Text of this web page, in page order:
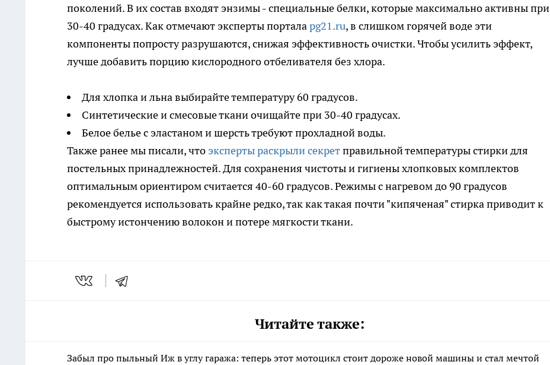
поколений. В их состав входят энзимы - специальные белки, которые максимально активны при
30-40 градусах. Как отмечают эксперты порталаpg21.ru, в слишком горячей воде эти
компоненты попросту разрушаются, снижая эффективность очистки. Чтобы усилить эффект,
лучше добавить порцию кислородного отбеливателя без хлора.
Для хлопка и льна выбирайте температуру 60 градусов.
Синтетические и смесовые ткани очищайте при 30-40 градусах.
Белое белье с эластаном и шерсть требуют прохладной воды.
Также ранее мы писали, что эксперты раскрыли секретправильной температуры стирки для
постельных принадлежностей. Для сохранения чистоты и гигиены хлопковых комплектов
оптимальным ориентиром считается 40-60 градусов. Режимы с нагревом до 90 градусов
рекомендуется использовать крайне редко, так как такая почти "кипяченая" стирка приводит к
быстрому истончению волокон и потере мягкости ткани.
Читайте также:
Забыл про пыльный Иж в углу гаража: теперь этот мотоцикл стоит дороже новой машины и стал мечтой